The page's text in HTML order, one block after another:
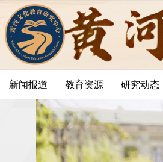
新闻报道 教育资源 研究动态